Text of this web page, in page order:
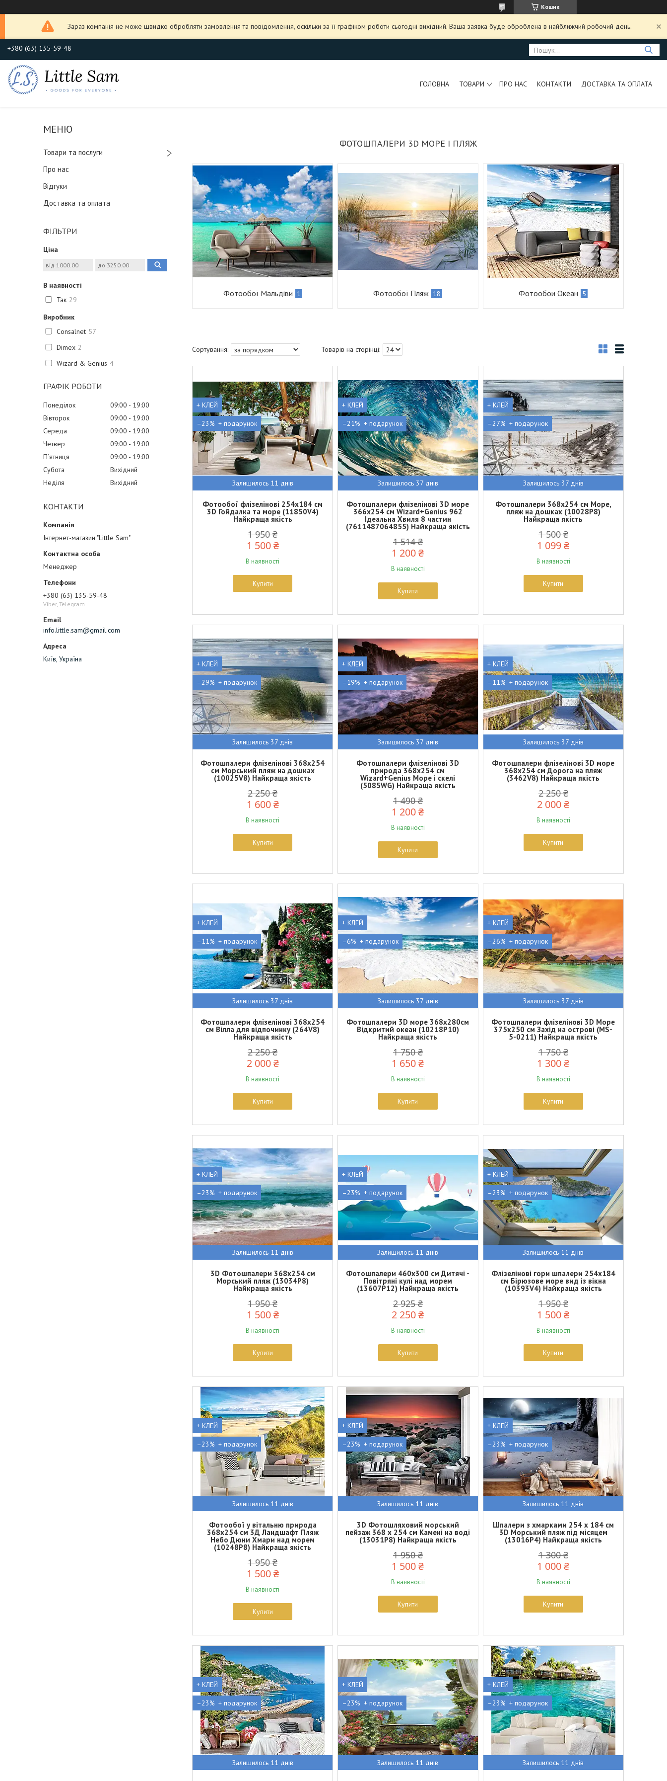
Кошик
Зараз компанія не може швидко обробляти замовлення та повідомлення, оскільки за її графіком роботи сьогодні вихідний. Ваша заявка буде оброблена в найближчий робочий день.
+380 (63) 135-59-48
ГОЛОВНА ТОВАРИ ПРО НАС КОНТАКТИ ДОСТАВКА ТА ОПЛАТА
Товари та послуги
Про нас
Відгуки
Доставка та оплата
ФІЛЬТРИ
Ціна
В наявності
Так 29
Виробник
Consalnet 57
Dimex 2
Wizard & Genius 4
ГРАФІК РОБОТИ
Понеділок 09:00
19:00
Вівторок
09:00
19:00
Середа
09:00
19:00
Четвер
09:00
19:00
Пʼятниця
09:00
19:00
Субота
Вихідний
Неділя
Вихідний
КОНТАКТИ
Інтернет-магазин "Little Sam"
Менеджер
+380 (63) 135-59-48
Viber, Telegram
info.little.sam@gmail.com
Київ, Україна
ФОТОШПАЛЕРИ 3D МОРЕ І ПЛЯЖ
Фотообої Мальдіви 1 Фотообої Пляж 18 Фотообои Океан 5
+ КЛЕЙ
–23%
Залишилось 11 днів
Фотообої флізелінові 254x184 см
3D Гойдалка та море (11850V4)
Найкраща якість
1 950 ₴
1 500 ₴
В наявності
Купити
+ КЛЕЙ
–21%
Залишилось 37 днів
Фотошпалери флізелінові 3D море
366х254 см Wizard+Genius 962
Ідеальна Хвиля 8 частин
(7611487064855) Найкраща якість
1 514 ₴
1 200 ₴
В наявності
Купити
+ КЛЕЙ
–27%
Залишилось 37 днів
Фотошпалери 368x254 см Море,
пляж на дошках (10028P8)
Найкраща якість
1 500 ₴
1 099 ₴
В наявності
Купити
+ КЛЕЙ
–29%
Залишилось 37 днів
Фотошпалери флізелінові 368х254
см Морський пляж на дошках
(10025V8) Найкраща якість
2 250 ₴
1 600 ₴
В наявності
Купити
+ КЛЕЙ
–19%
Залишилось 37 днів
Фотошпалери флізелінові 3D
природа 368х254 см
Wizard+Genius Море і скелі
(5085WG) Найкраща якість
1 490 ₴
1 200 ₴
В наявності
Купити
+ КЛЕЙ
–11%
Залишилось 37 днів
Фотошпалери флізелінові 3D море
368x254 см Дорога на пляж
(3462V8) Найкраща якість
2 250 ₴
2 000 ₴
В наявності
Купити
+ КЛЕЙ
–11%
Залишилось 37 днів
Фотошпалери флізелінові 368x254
см Вілла для відпочинку (264V8)
Найкраща якість
2 250 ₴
2 000 ₴
В наявності
Купити
+ КЛЕЙ
–6%
Залишилось 37 днів
Фотошпалери 3D море 368x280см
Відкритий океан (10218P10)
Найкраща якість
1 750 ₴
1 650 ₴
В наявності
Купити
+ КЛЕЙ
–26%
Залишилось 37 днів
Фотошпалери флізелінові 3D Море
375х250 см Захід на острові (MS-
5-0211) Найкраща якість
1 750 ₴
1 300 ₴
В наявності
Купити
+ КЛЕЙ
–23%
Залишилось 11 днів
3D Фотошпалери 368x254 см
Морський пляж (13034P8)
Найкраща якість
1 950 ₴
1 500 ₴
В наявності
Купити
+ КЛЕЙ
–23%
Залишилось 11 днів
Фотошпалери 460x300 см Дитячі -
Повітряні кулі над морем
(13607P12) Найкраща якість
2 925 ₴
2 250 ₴
В наявності
Купити
+ КЛЕЙ
–23%
Залишилось 11 днів
Флізелінові гори шпалери 254x184
см Бірюзове море вид із вікна
(10393V4) Найкраща якість
1 950 ₴
1 500 ₴
В наявності
Купити
+ КЛЕЙ
–23%
Залишилось 11 днів
Фотообої у вітальню природа
368х254 см 3Д Ландшафт Пляж
Небо Дюни Хмари над морем
(10248P8) Найкраща якість
1 950 ₴
1 500 ₴
В наявності
Купити
+ КЛЕЙ
–23%
Залишилось 11 днів
3D Фотошляховий морський
пейзаж 368 x 254 см Камені на воді
(13031P8) Найкраща якість
1 950 ₴
1 500 ₴
В наявності
Купити
+ КЛЕЙ
–23%
Залишилось 11 днів
Шпалери з хмарками 254 x 184 см
3D Морський пляж під місяцем
(13016P4) Найкраща якість
1 300 ₴
1 000 ₴
В наявності
Купити
+ КЛЕЙ
–23%
Залишилось 11 днів
+ КЛЕЙ
–23%
Залишилось 11 днів
+ КЛЕЙ
–23%
Залишилось 11 днів